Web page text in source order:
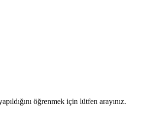
öğrenmek için lütfen arayınız.